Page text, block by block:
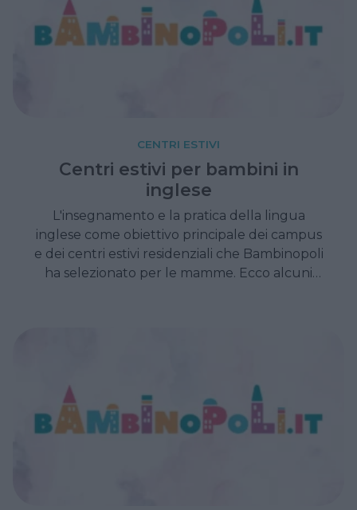
CENTRI ESTIVI
Centri estivi per bambini in
inglese
L'insegnamento e la pratica della lingua
inglese come obiettivo principale dei campus
e dei centri estivi residenziali che Bambinopoli
ha selezionato per le mamme. Ecco alcuni